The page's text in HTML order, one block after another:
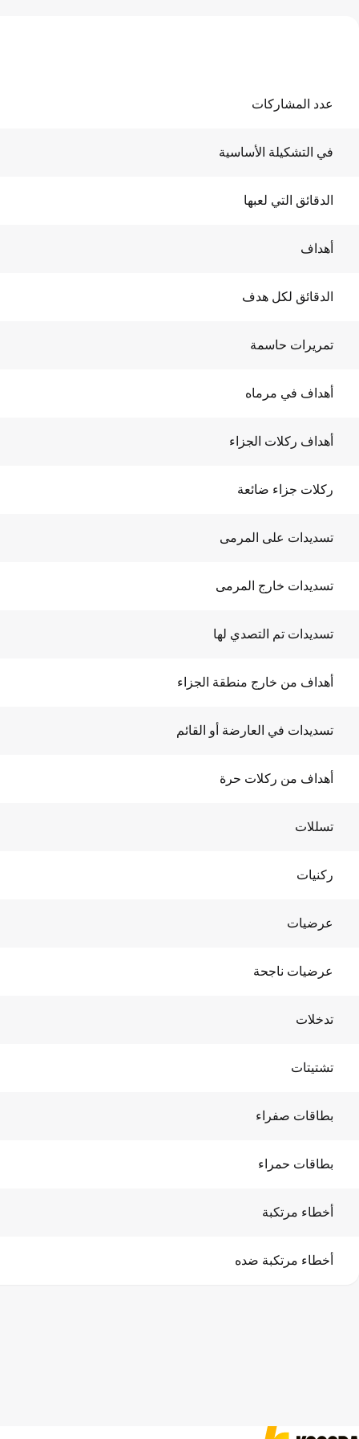
عدد المشاركات
في التشكيلة الأساسية
الدقائق التي لعبها
أهداف
الدقائق لكل هدف
تمريرات حاسمة
أهداف في مرماه
أهداف ركلات الجزاء
ركلات جزاء ضائعة
تسديدات على المرمى
تسديدات خارج المرمى
تسديدات تم التصدي لها
أهداف من خارج منطقة الجزاء
تسديدات في العارضة أو القائم
أهداف من ركلات حرة
تسللات
ركنيات
عرضيات
عرضيات ناجحة
تدخلات
تشتيتات
بطاقات صفراء
بطاقات حمراء
أخطاء مرتكبة
أخطاء مرتكبة ضده